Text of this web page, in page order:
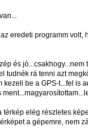
eredeti programm
és
tudnék rá tenni azt
be a GPS-t...fel is
elég részletes
a gépemre, nem